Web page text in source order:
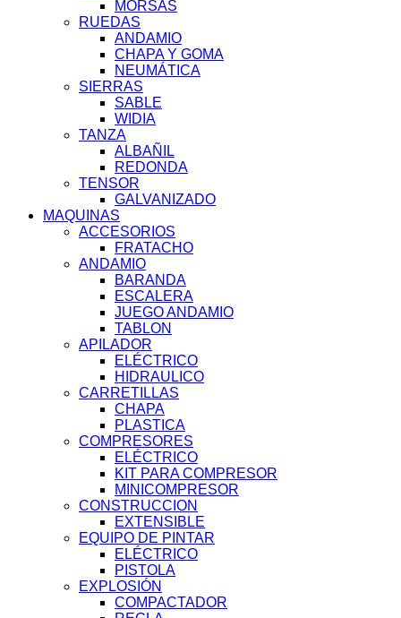
MORSAS
RUEDAS
ANDAMIO
CHAPA Y GOMA
NEUMÁTICA
SIERRAS
SABLE
WIDIA
TANZA
ALBAÑIL
REDONDA
TENSOR
GALVANIZADO
MAQUINAS
ACCESORIOS
FRATACHO
ANDAMIO
BARANDA
ESCALERA
JUEGO ANDAMIO
TABLON
APILADOR
ELÉCTRICO
HIDRAULICO
CARRETILLAS
CHAPA
PLASTICA
COMPRESORES
ELÉCTRICO
KIT PARA COMPRESOR
MINICOMPRESOR
CONSTRUCCION
EXTENSIBLE
EQUIPO DE PINTAR
ELÉCTRICO
PISTOLA
EXPLOSIÓN
COMPACTADOR